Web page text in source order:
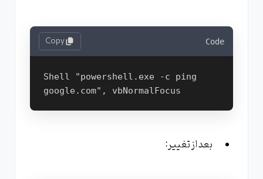
Code
Copy
Shell "powershell.exe -c ping
google.com", vbNormalFocus
بعد از تغییر: